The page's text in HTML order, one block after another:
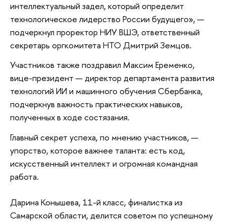
интеллектуальный задел, который определит
технологическое лидерство России будущего», —
подчеркнул проректор НИУ ВШЭ, ответственный
секретарь оргкомитета НТО Дмитрий Земцов.
Участников также поздравил Максим Еременко,
вице-президент — директор департамента развития
технологий ИИ и машинного обучения Сбербанка,
подчеркнув важность практических навыков,
полученных в ходе состязания.
Главный секрет успеха, по мнению участников, —
упорство, которое важнее таланта: есть код,
искусственный интеллект и огромная командная
работа.
Дарина Конышева, 11-й класс, финалистка из
Самарской области, делится советом по успешному